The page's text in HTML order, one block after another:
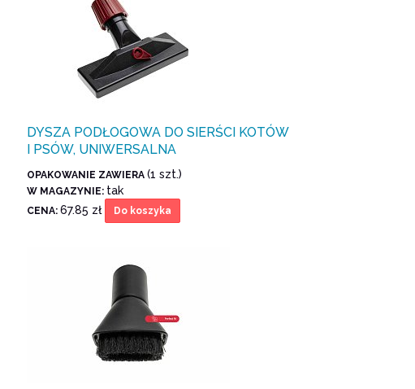
DYSZA PODŁOGOWA DO SIERŚCI KOTÓW
I PSÓW, UNIWERSALNA
OPAKOWANIE ZAWIERA(1 szt.)
W MAGAZYNIE: tak
CENA:67.85 zł Do koszyka